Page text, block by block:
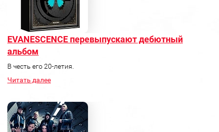
EVANESCENCE перевыпускают дебютный
альбом
В честь его 20-летия.
Читать далее